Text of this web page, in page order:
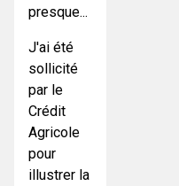
presque...
J'ai été
sollicité
par le
Crédit
Agricole
pour
illustrer la